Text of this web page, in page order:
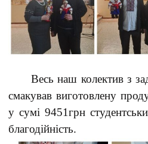
Весь наш колектив з
смакував виготовлену
у сумі 9451грн
благодійність.